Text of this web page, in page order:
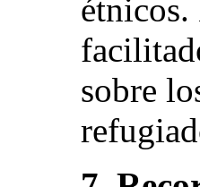
étnicos.
sobre